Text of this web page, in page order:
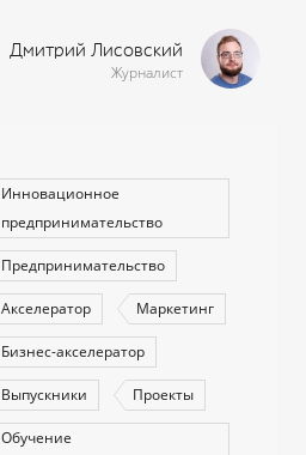
Дмитрий Лисовский
Журналист
Инновационное
предпринимательство
Предпринимательство
Акселератор Маркетинг
Бизнес-акселератор
Выпускники Проекты
Обучение